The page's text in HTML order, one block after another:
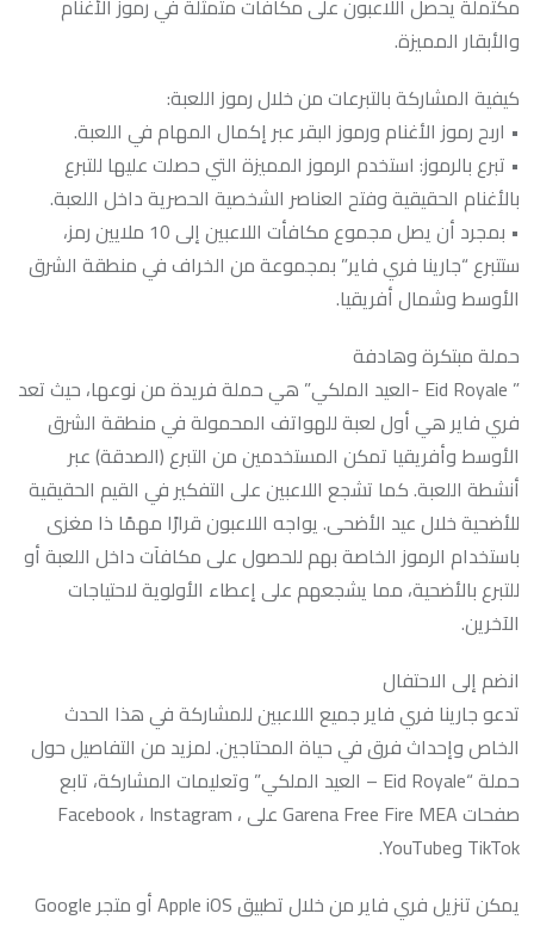
والأبقار المميزة.
كيفية المشاركة بالتبرعات من خلال رموز اللعبة:
• اربح رموز الأغنام ورموز البقر عبر إكمال المهام في اللعبة.
• تبرع بالرموز: استخدم الرموز المميزة التي حصلت عليها للتبرع
بالأغنام الحقيقية وفتح العناصر الشخصية الحصرية داخل اللعبة.
• بمجرد أن يصل مجموع مكافأت اللاعبين إلى 10 ملايين رمز،
ستتبرع “جارينا فري فاير” بمجموعة من الخراف في منطقة الشرق
الأوسط وشمال أفريقيا.
حملة مبتكرة وهادفة
” Eid Royale -العيد الملكي” هي حملة فريدة من نوعها، حيث تعد
فري فاير هي أول لعبة للهواتف المحمولة في منطقة الشرق
الأوسط وأفريقيا تمكن المستخدمين من التبرع (الصدقة) عبر
أنشطة اللعبة. كما تشجع اللاعبين على التفكير في القيم الحقيقية
للأضحية خلال عيد الأضحى. يواجه اللاعبون قرارًا مهمًا ذا مغزى
باستخدام الرموز الخاصة بهم للحصول على مكافآت داخل اللعبة أو
للتبرع بالأضحية، مما يشجعهم على إعطاء الأولوية لاحتياجات
الآخرين.
انضم إلى الاحتفال
تدعو جارينا فري فاير جميع اللاعبين للمشاركة في هذا الحدث
الخاص وإحداث فرق في حياة المحتاجين. لمزيد من التفاصيل حول
حملة “Eid Royale – العيد الملكي” وتعليمات المشاركة، تابع
صفحات Garena Free Fire MEA على Facebook ، Instagram ،
TikTok وYouTube.
يمكن تنزيل فري فاير من خلال تطبيق Apple iOS أو متجر Google